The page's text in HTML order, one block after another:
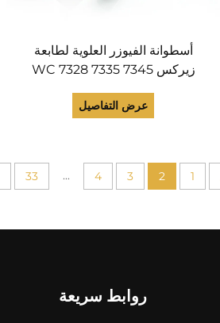
أسطوانة الفيوزر العلوية لطابعة
زيركس WC 7328 7335 7345
C250 C360 قطع طابعة
عرض التفاصيل
1
2
3
4
...
33
روابط سريعة